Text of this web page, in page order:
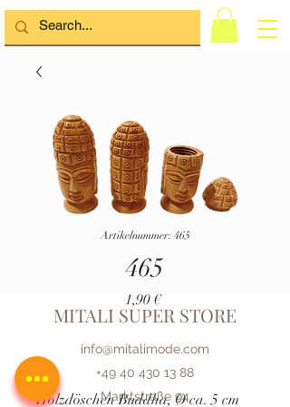
Artikelnummer: 465
465
1,90 €Preis
Nicht Verfügbar :(
Holzdöschen Buddha, Ø ca. 5 cm
MITALI SUPER STORE
info@mitalimode.com
+49 40 430 13 88
Marktstraße 94